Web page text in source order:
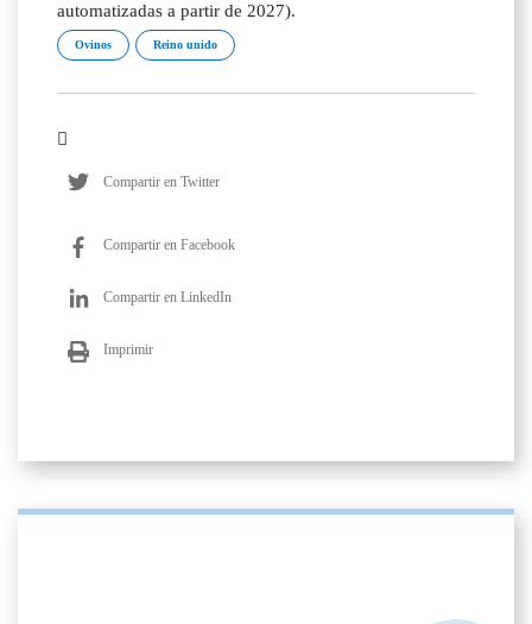
automatizadas a partir de 2027).
Ovinos Reino unido
Compartir en Twitter
Compartir en Facebook
Compartir en LinkedIn
Imprimir